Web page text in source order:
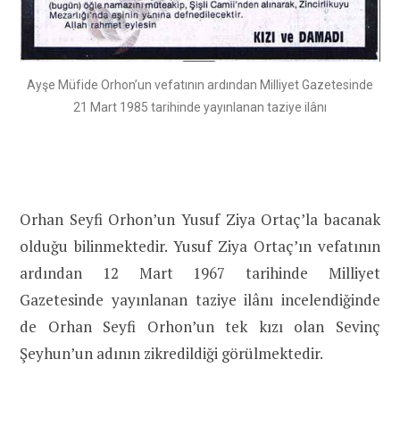
Ayşe Müfide Orhon’un vefatının ardından Milliyet Gazetesinde
21 Mart 1985 tarihinde yayınlanan taziye ilânı
Orhan Seyfi Orhon’un Yusuf Ziya Ortaç’la bacanak
olduğu bilinmektedir. Yusuf Ziya Ortaç’ın vefatının
ardından 12 Mart 1967 tarihinde Milliyet
Gazetesinde yayınlanan taziye ilânı incelendiğinde
de Orhan Seyfi Orhon’un tek kızı olan Sevinç
Şeyhun’un adının zikredildiği görülmektedir.